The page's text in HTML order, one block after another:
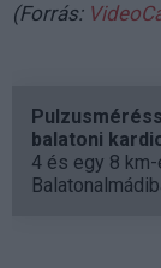
(Forrás:
balatoni
4 és egy 8